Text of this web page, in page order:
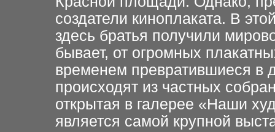
создатели киноплаката. В
здесь братья получили
бывает, от огромных
временем превратившиеся в
происходят из частных
открытая в галерее «Наши
является самой крупной